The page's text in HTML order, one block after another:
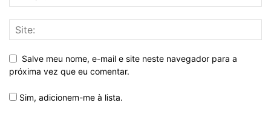
Salve meu nome, e-mail e site neste navegador para a
próxima vez que eu comentar.
Sim, adicionem-me à lista.